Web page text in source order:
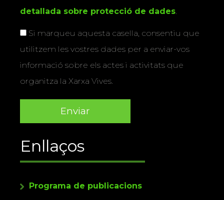
detallada sobre protecció de dades.
Si marqueu aquesta casella, consentiu que
utilitzem les vostres dades per a enviar-vos
informació sobre els actes i activitats que
organitza la Xarxa Vives.
Enllaços
Programa de publicacions